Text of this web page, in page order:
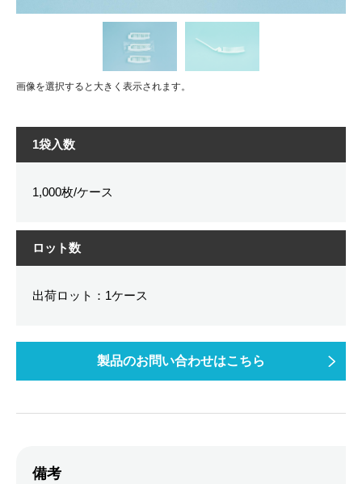
画像を選択すると大きく表示されます。
1袋入数
1,000枚/ケース
ロット数
出荷ロット：1ケース
製品のお問い合わせはこちら
備考